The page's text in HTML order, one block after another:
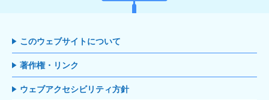
このウェブサイトについて
著作権・リンク
ウェブアクセシビリティ方針